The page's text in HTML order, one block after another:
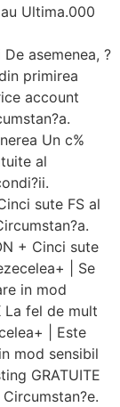
Ultima.000
asemenea, ?
primirea
account
Un c%
al
sute FS al
+ Cinci sute
| Se
in mod
La fel de mult
| Este
mod sensibil
GRATUITE